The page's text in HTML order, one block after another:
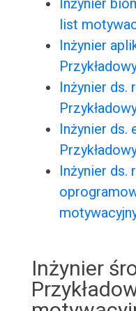
Inżynier
list
Inżynier
Inżynier ds.
Inżynier ds.
Inżynier ds.
Inżynier